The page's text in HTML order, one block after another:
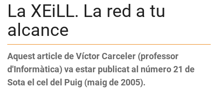
La XEiLL. La red a tu
alcance
Aquest article de Víctor Carceler (professor
d'Informàtica) va estar publicat al número 21 de
Sota el cel del Puig (maig de 2005).